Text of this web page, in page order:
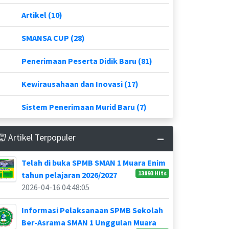
Artikel (10)
SMANSA CUP (28)
Penerimaan Peserta Didik Baru (81)
Kewirausahaan dan Inovasi (17)
Sistem Penerimaan Murid Baru (7)
Artikel Terpopuler
Telah di buka SPMB SMAN 1 Muara Enim
tahun pelajaran 2026/2027
13893 Hits
2026-04-16 04:48:05
Informasi Pelaksanaan SPMB Sekolah
Ber-Asrama SMAN 1 Unggulan Muara